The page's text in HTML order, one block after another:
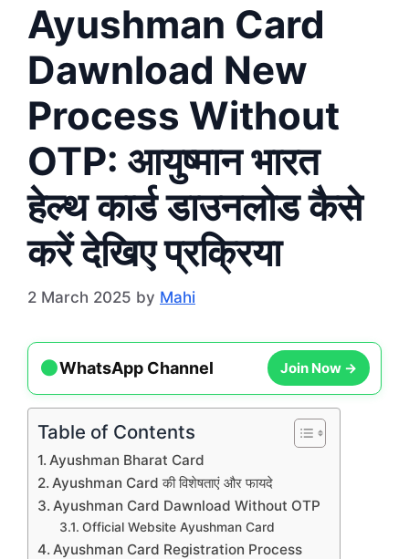
Ayushman Card
Dawnload New
Process Without
OTP: आयुष्मान भारत
हेल्थ कार्ड डाउनलोड कैसे
करें देखिए प्रक्रिया
2 March 2025 by Mahi
●WhatsApp Channel Join Now →
Table of Contents
Ayushman Bharat Card
Ayushman Card की विशेषताएं और फायदे
Ayushman Card Dawnload Without OTP
Official Website Ayushman Card
Ayushman Card Registration Process